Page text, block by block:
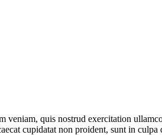
veniam, quis nostrud exercitation
cupidatat non proident, sunt in